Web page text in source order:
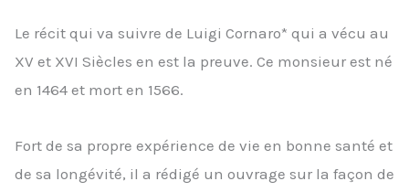
Le récit qui va suivre de Luigi Cornaro* qui a vécu au
XV et XVI Siècles en est la preuve. Ce monsieur est né
en 1464 et mort en 1566.
Fort de sa propre expérience de vie en bonne santé et
de sa longévité, il a rédigé un ouvrage sur la façon de